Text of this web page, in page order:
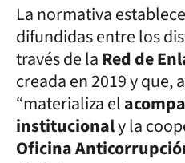
La normativa
difundidas entre los
través de laRed de
creada en 2019 y que,
“materializa el
institucionaly la
Oficina